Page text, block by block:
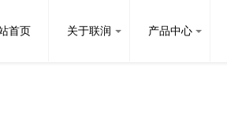
首页 关于联润 产品中心